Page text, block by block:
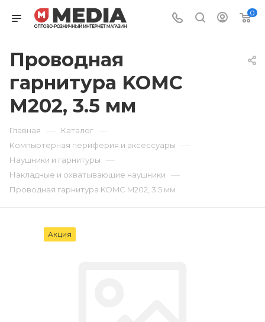
0
Проводная
гарнитура KOMC
M202, 3.5 мм
Главная — Каталог —
Компьютерная периферия и аксессуары —
Наушники и гарнитуры —
Накладные и охватывающие наушники —
Проводная гарнитура KOMC M202, 3.5 мм
Акция